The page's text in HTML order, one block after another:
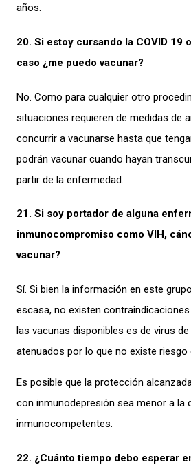
años.
20. Si estoy cursando la COVID 19
caso ¿me puedo vacunar?
No. Como para cualquier otro
situaciones requieren de medidas de
concurrir a vacunarse hasta que
podrán vacunar cuando hayan
partir de la enfermedad.
21. Si soy portador de alguna
inmunocompromiso como VIH,
vacunar?
Sí. Si bien la información en este
escasa, no existen contraindicaciones
las vacunas disponibles es de virus
atenuados por lo que no existe riesgo
Es posible que la protección
con inmunodepresión sea menor a la
inmunocompetentes.
22. ¿Cuánto tiempo debo esperar